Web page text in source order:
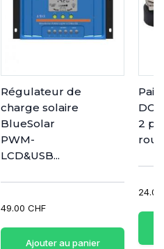
Régulateur de
charge solaire
BlueSolar
PWM-
LCD&USB...
49.00 CHF
Ajouter au panier
DC
2